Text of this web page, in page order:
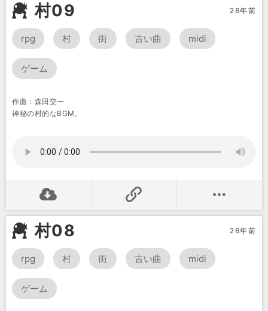
村09 26年前
rpg 村 街 古い曲 midi
ゲーム
作曲：森田交一
神秘の村的なBGM。
村08 26年前
rpg 村 街 古い曲 midi
ゲーム